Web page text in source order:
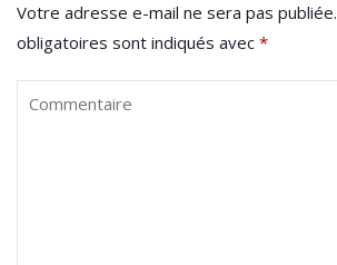
Votre adresse e-mail ne sera pas publiée.
obligatoires sont indiqués avec *